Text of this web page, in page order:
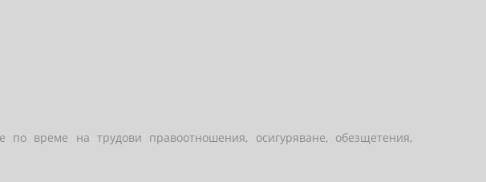
време на трудови правоотношения, осигуряване, обезщетения,